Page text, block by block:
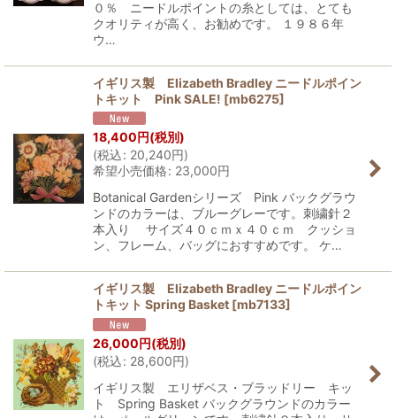
０％ ニードルポイントの糸としては、とても
クオリティが高く、お勧めです。 １９８６年
ウ…
イギリス製 Elizabeth Bradley ニードルポイン
トキット Pink SALE! [mb6275]
18,400 円(税別)
(税込: 20,240円)
希望小売価格: 23,000円
Botanical Gardenシリーズ Pink バックグラウ
ンドのカラーは、ブルーグレーです。刺繍針２
本入り サイズ４０ｃｍｘ４０ｃｍ クッショ
ン、フレーム、バッグにおすすめです。 ケ…
イギリス製 Elizabeth Bradley ニードルポイン
トキット Spring Basket [mb7133]
26,000円(税別)
(税込: 28,600円)
イギリス製 エリザベス・ブラッドリー キッ
ト Spring Basket バックグラウンドのカラー